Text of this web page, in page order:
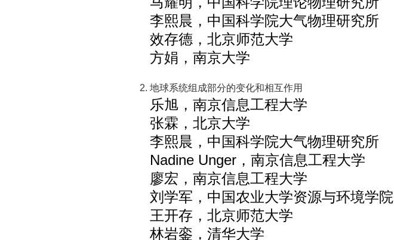
李熙晨，中国科学院大气物理研究所
效存德，北京师范大学
方娟，南京大学
地球系统组成部分的变化和相互作用
乐旭，南京信息工程大学
张霖，北京大学
李熙晨，中国科学院大气物理研究所
Nadine Unger，南京信息工程大学
廖宏，南京信息工程大学
刘学军，中国农业大学资源与环境学院
王开存，北京师范大学
林岩銮，清华大学